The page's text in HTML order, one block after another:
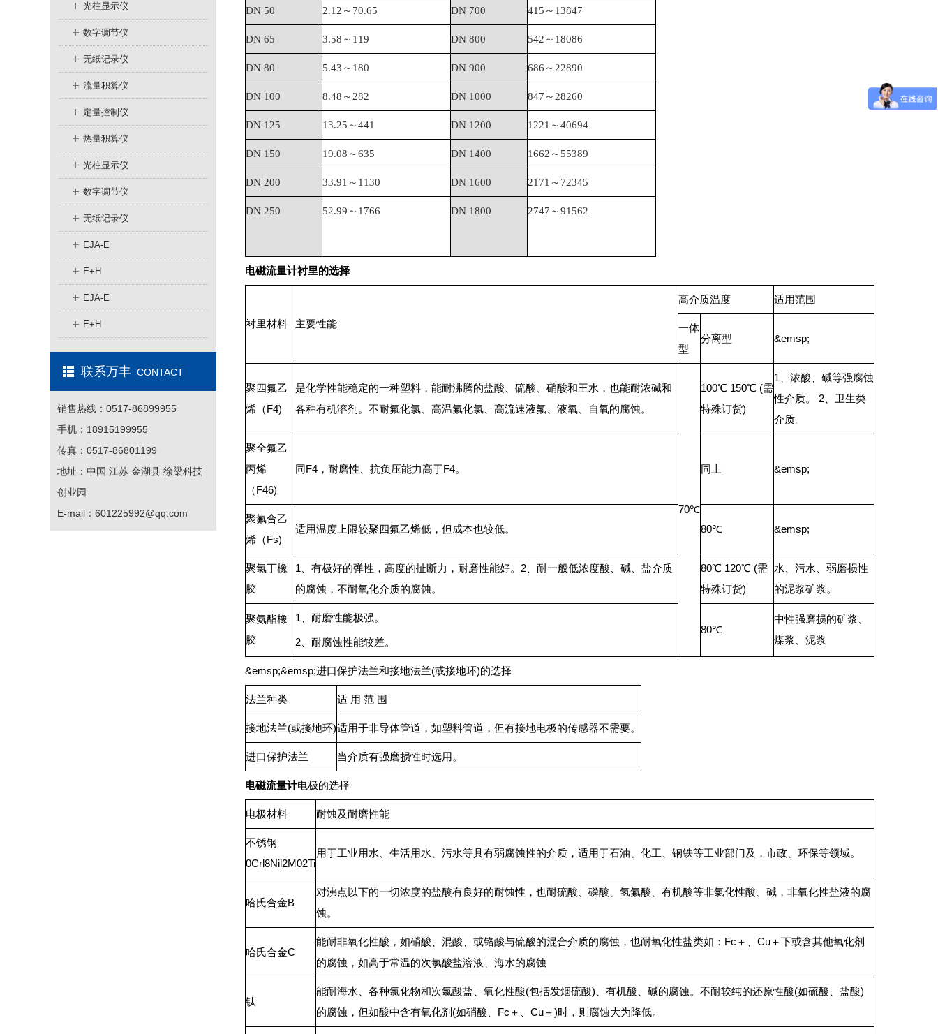
光柱显示仪
数字调节仪
无纸记录仪
流量积算仪
定量控制仪
热量积算仪
光柱显示仪
数字调节仪
无纸记录仪
EJA-E
E+H
EJA-E
E+H
联系万丰 CONTACT
销售热线：0517-86899955
手机：18915199955
传真：0517-86801199
地址：中国 江苏 金湖县 徐梁科技
创业园
E-mail： 601225992@qq.com
DN 50 2.12～ 70.65 DN 700 415～ 13847
DN 65 3.58～ 119 DN 800 542～ 18086
DN 80 5.43～ 180 DN 900 686～ 22890
DN 100 8.48～ 282 DN 1000 847～ 28260
DN 125 13.25～441 DN 1200 1221～40694
DN 150 19.08～635 DN 1400 1662～ 55389
DN 200 33.91～ 1130 DN 1600 2171～ 72345
DN 250 52.99～ 1766 DN 1800 2747～91562
电磁流量计衬里的选择
衬里材料 主要性能
高介质温度 适用范围
一体
型
分离型 &emsp;
聚四氟乙
烯（F4)
是化学性能稳定的一种塑料，能耐沸腾的盐酸、硫酸、硝酸和王水，也能耐浓碱和
各种有机溶剂。不耐氟化氯、高温氟化氯、高流速液氟、液氧、自氧的腐蚀。
70℃
100℃ 150℃ (需
特殊订货)
1、浓酸、碱等强腐蚀
性介质。 2、卫生类
介质。
聚全氟乙
丙烯
（F46)
同F4，耐磨性、抗负压能力高于F4。 同上 &emsp;
聚氟合乙
烯（Fs)
适用温度上限较聚四氟乙烯低，但成本也较低。 80℃ &emsp;
聚氯丁橡
胶
1、有极好的弹性，高度的扯断力，耐磨性能好。2、耐一般低浓度酸、碱、盐介质
的腐蚀，不耐氧化介质的腐蚀。
80℃ 120℃ (需
特殊订货)
水、污水、弱磨损性
的泥浆矿浆。
聚氨酯橡
胶
1、耐磨性能极强。
2、耐腐蚀性能较差。
80℃
中性强磨损的矿浆、
煤浆、泥浆
&emsp;&emsp;进口保护法兰和接地法兰(或接地环)的选择
法兰种类 适 用 范 围
接地法兰(或接地环)适用于非导体管道，如塑料管道，但有接地电极的传感器不需要。
进口保护法兰 当介质有强磨损性时选用。
电磁流量计电极的选择
电极材料 耐蚀及耐磨性能
不锈钢
0Crl8Nil2M02Ti
用于工业用水、生活用水、污水等具有弱腐蚀性的介质，适用于石油、化工、钢铁等工业部门及，市政、环保等领域。
哈氏合金B
对沸点以下的一切浓度的盐酸有良好的耐蚀性，也耐硫酸、磷酸、氢氟酸、有机酸等非氯化性酸、碱，非氧化性盐液的腐
蚀。
哈氏合金C
能耐非氧化性酸，如硝酸、混酸、或铬酸与硫酸的混合介质的腐蚀，也耐氧化性盐类如：Fc＋、Cu＋下或含其他氧化剂
的腐蚀，如高于常温的次氯酸盐溶液、海水的腐蚀
钛
能耐海水、各种氯化物和次氯酸盐、氧化性酸(包括发烟硫酸)、有机酸、碱的腐蚀。不耐较纯的还原性酸(如硫酸、盐酸)
的腐蚀，但如酸中含有氧化剂(如硝酸、Fc＋、Cu＋)时，则腐蚀大为降低。